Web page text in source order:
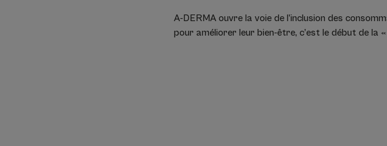
A-DERMA ouvre la voie de l’inclusion des
pour améliorer leur bien-être, c’est le début de la